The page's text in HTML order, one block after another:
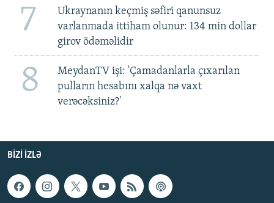
7
Ukraynanın keçmiş səfiri qanunsuz
varlanmada ittiham olunur: 134 min dollar
girov ödəməlidir
8
MeydanTV işi: 'Çamadanlarla çıxarılan
pulların hesabını xalqa nə vaxt
verəcəksiniz?'
BIZI IZLƏ